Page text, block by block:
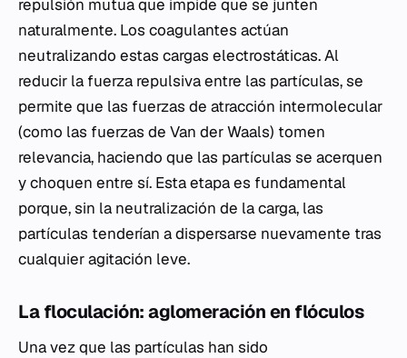
repulsión mutua que impide que se junten
naturalmente. Los coagulantes actúan
neutralizando estas cargas electrostáticas. Al
reducir la fuerza repulsiva entre las partículas, se
permite que las fuerzas de atracción intermolecular
(como las fuerzas de Van der Waals) tomen
relevancia, haciendo que las partículas se acerquen
y choquen entre sí. Esta etapa es fundamental
porque, sin la neutralización de la carga, las
partículas tenderían a dispersarse nuevamente tras
cualquier agitación leve.
La floculación: aglomeración en flóculos
Una vez que las partículas han sido